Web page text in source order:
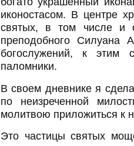
иконостасом. В центре
святых, в том числе и
преподобного
богослужений, к этим
паломники.
В своем дневнике я
по неизреченной
молитвою приложиться к
Это частицы святых